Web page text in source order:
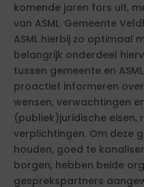
komende jaren fors uit,
van ASML. Gemeente
ASML hierbij zo optimaal
belangrijk onderdeel
tussen gemeente en
proactief informeren
wensen, verwachtingen
(publiek)juridische eisen,
verplichtingen. Om deze
houden, goed te
borgen, hebben beide
gesprekspartners